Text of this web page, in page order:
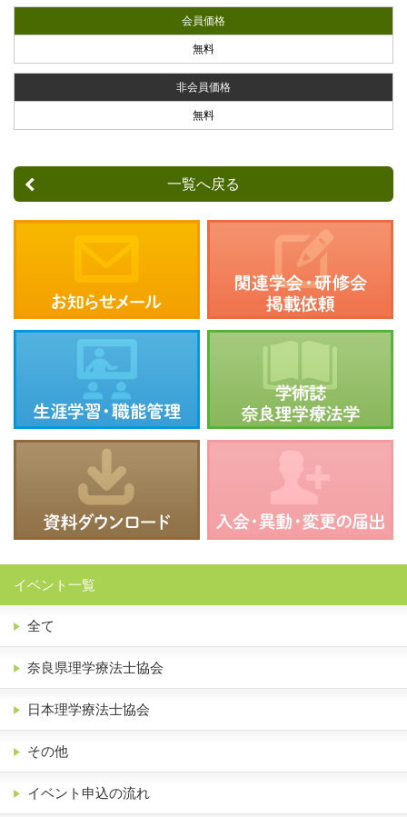
会員価格
無料
非会員価格
無料
一覧へ戻る
イベント一覧
全て
奈良県理学療法士協会
日本理学療法士協会
その他
イベント申込の流れ